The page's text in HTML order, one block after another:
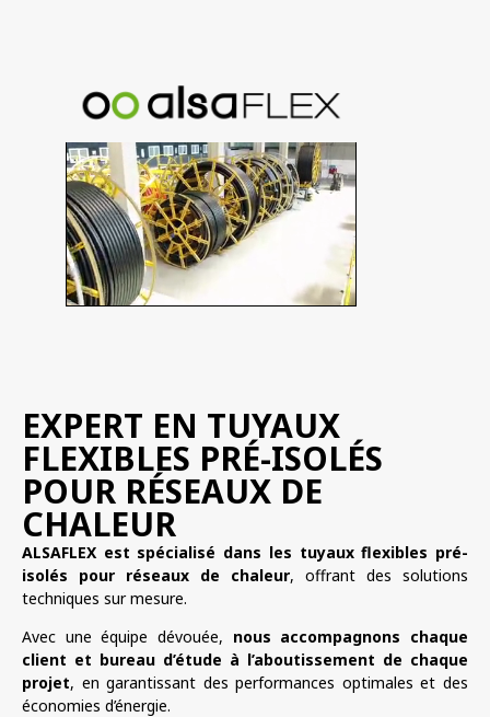
EXPERT EN TUYAUX
FLEXIBLES PRÉ-ISOLÉS
POUR RÉSEAUX DE
CHALEUR
ALSAFLEX est spécialisé dans les tuyaux flexibles pré-
isolés pour réseaux de chaleur, offrant des solutions
techniques sur mesure.
Avec une équipe dévouée, nous accompagnons chaque
client et bureau d’étude à l’aboutissement de chaque
projet, en garantissant des performances optimales et des
économies d’énergie.